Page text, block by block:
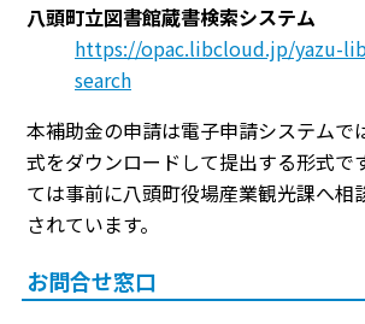
八頭町立図書館蔵書検索システム
https://opac.libcloud.jp/yazu-
search
本補助金の申請は電子申請システムで
式をダウンロードして提出する形式で
ては事前に八頭町役場産業観光課へ相
されています。
お問合せ窓口